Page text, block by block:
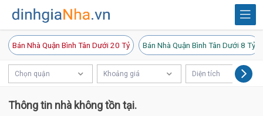
Bán Nhà Quận Bình Tân Dưới 20 Tỷ Bán Nhà Quận Bình Tân Dưới 8 Tỷ
Chọn quận Khoảng giá Diện tích
Thông tin nhà không tồn tại.